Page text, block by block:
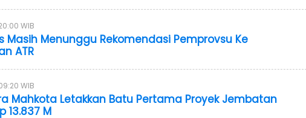
WIB
Masih Menunggu Rekomendasi Pemprovsu Ke
ATR
WIB
Mahkota Letakkan Batu Pertama Proyek Jembatan
13.837 M